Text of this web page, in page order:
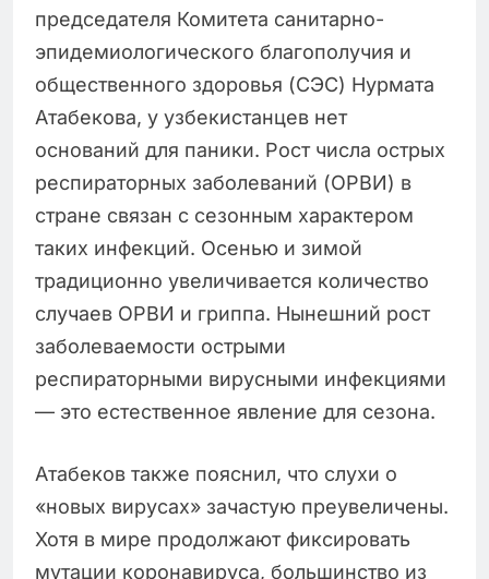
председателя Комитета санитарно-
эпидемиологического благополучия и
общественного здоровья (СЭС) Нурмата
Атабекова, у узбекистанцев нет
оснований для паники. Рост числа острых
респираторных заболеваний (ОРВИ) в
стране связан с сезонным характером
таких инфекций. Осенью и зимой
традиционно увеличивается количество
случаев ОРВИ и гриппа. Нынешний рост
заболеваемости острыми
респираторными вирусными инфекциями
— это естественное явление для сезона.
Атабеков также пояснил, что слухи о
«новых вирусах» зачастую преувеличены.
Хотя в мире продолжают фиксировать
мутации коронавируса, большинство из